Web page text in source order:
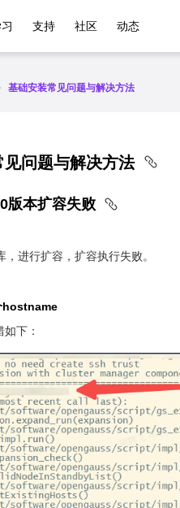
支持 社区 动态
基础安装常见问题与解决方法
见问题与解决方法
版本扩容失败
进行扩容，扩容执行失败。
hostname
下：